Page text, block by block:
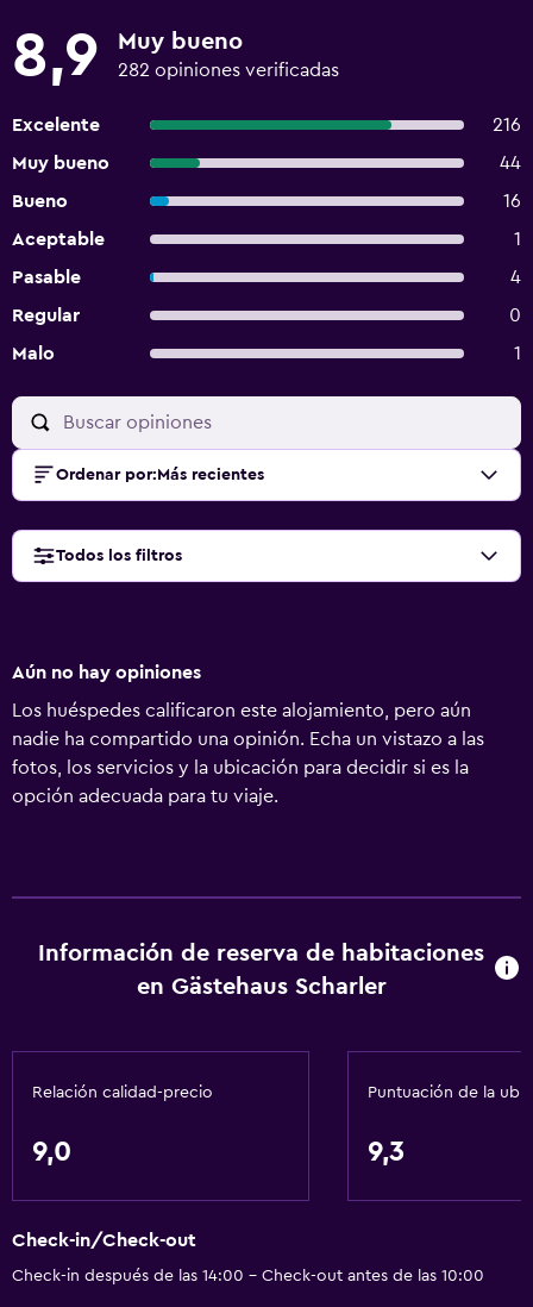
8,9 Muy bueno
282 opiniones verificadas
Excelente
216
Muy bueno
44
Bueno
16
Aceptable
1
Pasable
4
Regular
0
Malo
1
Ordenar por: Más recientes
Todos los filtros
Aún no hay opiniones
Los huéspedes calificaron este alojamiento, pero aún
nadie ha compartido una opinión. Echa un vistazo a las
fotos, los servicios y la ubicación para decidir si es la
opción adecuada para tu viaje.
Información de reserva de habitaciones
en Gästehaus Scharler
Relación calidad-precio
9,0
Puntuación de la
9,3
Check-in/Check-out
Check-in después de las 14:00 - Check-out antes de las 10:00